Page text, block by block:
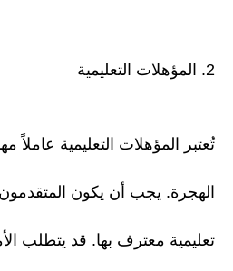
2. المؤهلات التعليمية
تُعتبر المؤهلات التعليمية
الهجرة. يجب أن يكون
تعليمية معترف بها. قد يتطلب